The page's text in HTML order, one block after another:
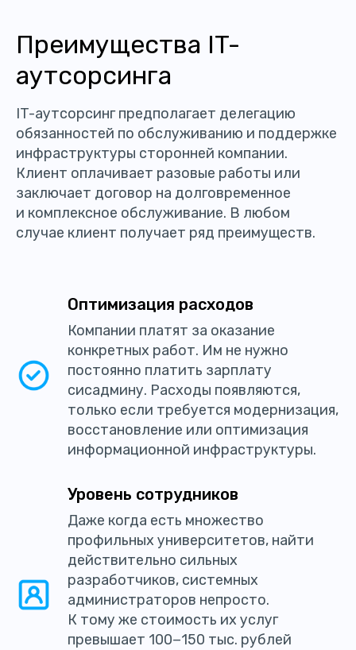
Преимущества IT-
аутсорсинга
IT-аутсорсинг предполагает делегацию
обязанностей по обслуживанию и поддержке
инфраструктуры сторонней компании.
Клиент оплачивает разовые работы или
заключает договор на долговременное
и комплексное обслуживание. В любом
случае клиент получает ряд преимуществ.
Оптимизация расходов
Компании платят за оказание
конкретных работ. Им не нужно
постоянно платить зарплату
сисадмину. Расходы появляются,
только если требуется модернизация,
восстановление или оптимизация
информационной инфраструктуры.
Уровень сотрудников
Даже когда есть множество
профильных университетов, найти
действительно сильных
разработчиков, системных
администраторов непросто.
К тому же стоимость их услуг
превышает 100−150 тыс. рублей